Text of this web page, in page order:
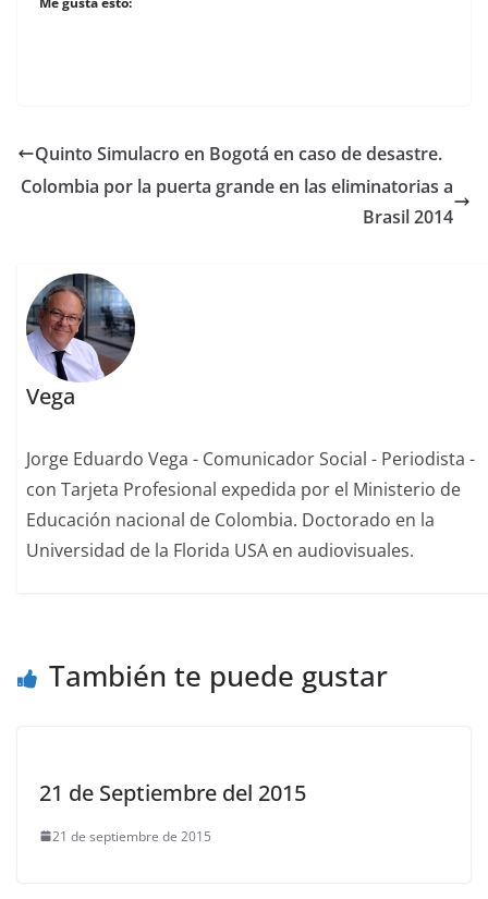
Quinto Simulacro en Bogotá en caso de desastre.
Colombia por la puerta grande en las eliminatorias a
Brasil 2014
Vega
Jorge Eduardo Vega - Comunicador Social - Periodista -
con Tarjeta Profesional expedida por el Ministerio de
Educación nacional de Colombia. Doctorado en la
Universidad de la Florida USA en audiovisuales.
También te puede gustar
21 de Septiembre del 2015
21 de septiembre de 2015